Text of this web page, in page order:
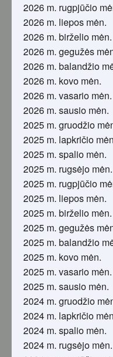
2026 m. rugpjūčio
2026 m. liepos mėn.
2026 m. birželio mėn.
2026 m. gegužės
2026 m. balandžio
2026 m. kovo mėn.
2026 m. vasario mėn.
2026 m. sausio mėn.
2025 m. gruodžio
2025 m. lapkričio
2025 m. spalio mėn.
2025 m. rugsėjo mėn.
2025 m. rugpjūčio
2025 m. liepos mėn.
2025 m. birželio mėn.
2025 m. gegužės
2025 m. balandžio
2025 m. kovo mėn.
2025 m. vasario mėn.
2025 m. sausio mėn.
2024 m. gruodžio
2024 m. lapkričio
2024 m. spalio mėn.
2024 m. rugsėjo mėn.